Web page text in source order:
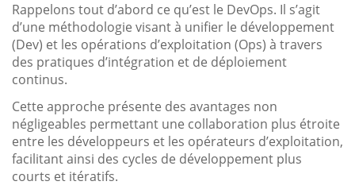
Rappelons tout d’abord ce qu’est le DevOps. Il s’agit
d’une méthodologie visant à unifier le développement
(Dev) et les opérations d’exploitation (Ops) à travers
des pratiques d’intégration et de déploiement
continus.
Cette approche présente des avantages non
négligeables permettant une collaboration plus étroite
entre les développeurs et les opérateurs d’exploitation,
facilitant ainsi des cycles de développement plus
courts et itératifs.